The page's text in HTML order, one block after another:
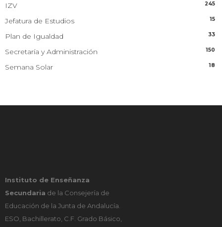
IZV 245
Jefatura de Estudios 15
Plan de Igualdad 33
Secretaría y Administración 150
Semana Solar 18
Instituto de Enseñanza
Secundaria de la Consejería de
Educación de la Junta de Andalucía.
ESO, Bachillerato, C.F. Grado Básico,